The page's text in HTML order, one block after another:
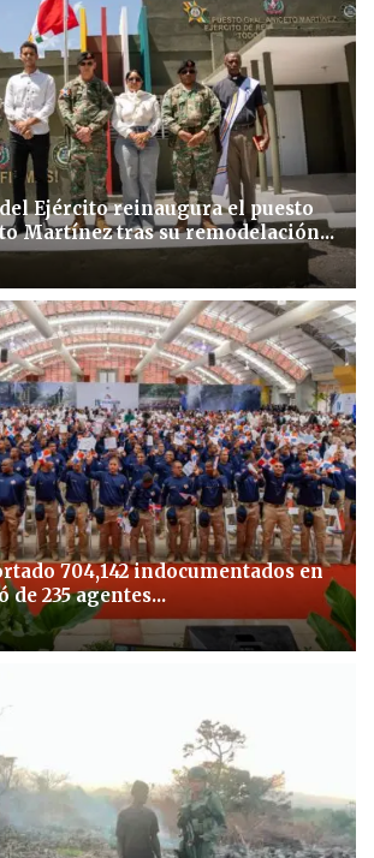
Ejército reinaugura el puesto
Martínez tras su remodelación...
704,142 indocumentados en
de 235 agentes...